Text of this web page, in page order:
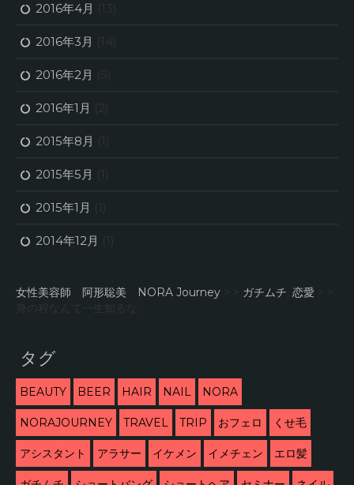
2016年4月 (13)
2016年3月 (14)
2016年2月 (5)
2016年1月 (2)
2015年8月 (1)
2015年5月 (1)
2015年1月 (1)
2014年12月 (1)
女性美容師 阿形聡美 NORA Journey > > ガチムチ 恋愛 > >
身の程なんて一生知るな。
タグ
BEAUTY BEER HAIR NAIL NORA
NORAJOURNEY TRAVEL TRIP おフェロ くせ毛
アシスタント アラサー イケメン イメチェン エロ髪